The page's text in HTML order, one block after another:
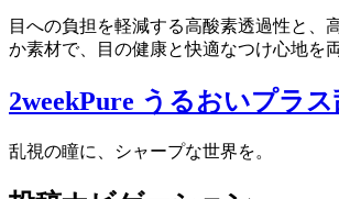
目への負担を軽減する高酸素透過性と、
か素材で、目の健康と快適なつけ心地を
2weekPure うるおいプラス
乱視の瞳に、シャープな世界を。